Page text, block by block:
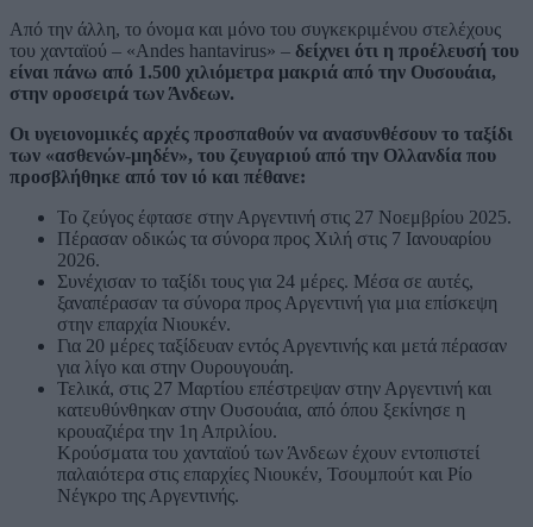
Από την άλλη, το όνομα και μόνο του συγκεκριμένου στελέχους
του χανταϊού – «Andes hantavirus» – δείχνει ότι η προέλευσή του
είναι πάνω από 1.500 χιλιόμετρα μακριά από την Ουσουάια,
στην οροσειρά των Άνδεων.
Οι υγειονομικές αρχές προσπαθούν να ανασυνθέσουν το ταξίδι
των «ασθενών-μηδέν», του ζευγαριού από την Ολλανδία που
προσβλήθηκε από τον ιό και πέθανε:
Το ζεύγος έφτασε στην Αργεντινή στις 27 Νοεμβρίου 2025.
Πέρασαν οδικώς τα σύνορα προς Χιλή στις 7 Ιανουαρίου
2026.
Συνέχισαν το ταξίδι τους για 24 μέρες. Μέσα σε αυτές,
ξαναπέρασαν τα σύνορα προς Αργεντινή για μια επίσκεψη
στην επαρχία Νιουκέν.
Για 20 μέρες ταξίδευαν εντός Αργεντινής και μετά πέρασαν
για λίγο και στην Ουρουγουάη.
Τελικά, στις 27 Μαρτίου επέστρεψαν στην Αργεντινή και
κατευθύνθηκαν στην Ουσουάια, από όπου ξεκίνησε η
κρουαζιέρα την 1η Απριλίου.
Κρούσματα του χανταϊού των Άνδεων έχουν εντοπιστεί
παλαιότερα στις επαρχίες Νιουκέν, Τσουμπούτ και Ρίο
Νέγκρο της Αργεντινής.